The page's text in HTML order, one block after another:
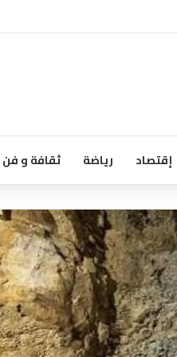
إقتصاد رياضة ثقافة و فن